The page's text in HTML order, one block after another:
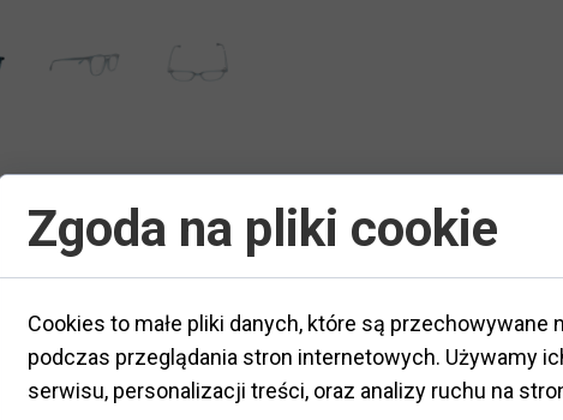
Typ oprawy
tworzywo
Materiał:
Zgoda na pliki cookie
Cookies to małe pliki danych, które są przechowywane
podczas przeglądania stron internetowych. Używamy
serwisu, personalizacji treści, oraz analizy ruchu na